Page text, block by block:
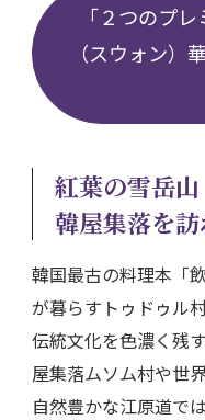
「２つのプ
（スウォン）
紅葉の雪岳
韓屋集落を
韓国最古の料理本「
が暮らすトゥドゥル
伝統文化を色濃く残
屋集落ムソム村や世
自然豊かな江原道で